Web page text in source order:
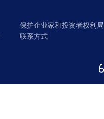
保护企业家和投资者权利局
联系方式